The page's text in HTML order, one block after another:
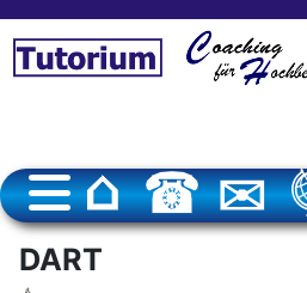
DART